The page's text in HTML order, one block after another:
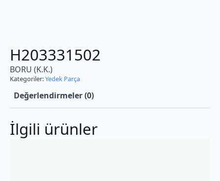
H203331502
BORU (K.K.)
Kategoriler:Yedek Parça
Değerlendirmeler (0)
İlgili ürünler